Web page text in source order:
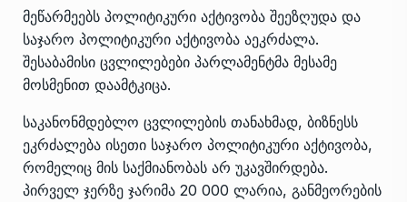
მეწარმეებს პოლიტიკური აქტივობა შეეზღუდა და
საჯარო პოლიტიკური აქტივობა აეკრძალა.
შესაბამისი ცვლილებები პარლამენტმა მესამე
მოსმენით დაამტკიცა.
საკანონმდებლო ცვლილების თანახმად, ბიზნესს
ეკრძალება ისეთი საჯარო პოლიტიკური აქტივობა,
რომელიც მის საქმიანობას არ უკავშირდება.
პირველ ჯერზე ჯარიმა 20 000 ლარია, განმეორების